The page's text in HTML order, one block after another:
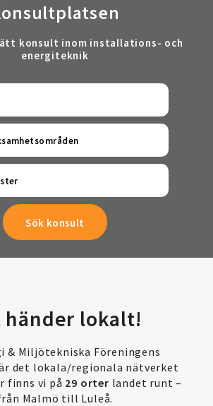
konsult inom installations- och
energiteknik
händer lokalt!
& Miljötekniska Föreningens
det lokala/regionala nätverket
finns vi på 29 orter landet runt –
Malmö till Luleå.